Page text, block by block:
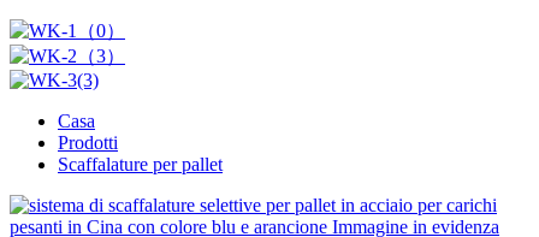
Casa
Prodotti
Scaffalature per pallet